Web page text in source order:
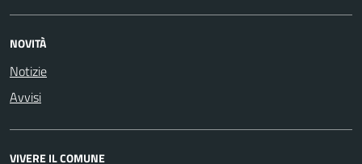
NOVITÀ
Notizie
Avvisi
VIVERE IL COMUNE